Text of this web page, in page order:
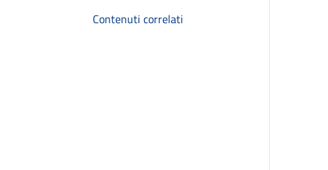
Contenuti correlati